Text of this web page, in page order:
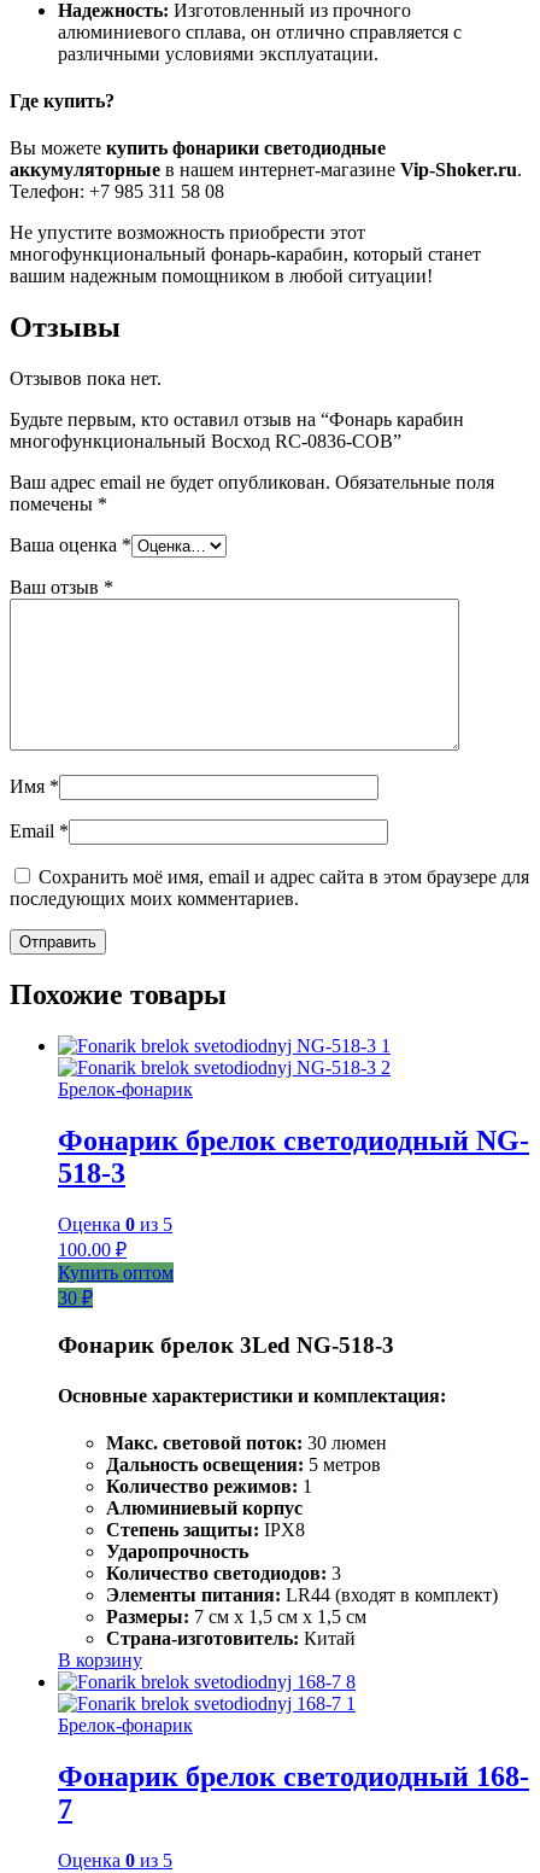
Надежность: Изготовленный из прочного
алюминиевого сплава, он отлично справляется с
различными условиями эксплуатации.
Где купить?
Вы можете купить фонарики светодиодные
аккумуляторные в нашем интернет-магазине Vip-Shoker.ru.
Телефон: +7 985 311 58 08
Не упустите возможность приобрести этот
многофункциональный фонарь-карабин, который станет
вашим надежным помощником в любой ситуации!
Отзывы
Отзывов пока нет.
Будьте первым, кто оставил отзыв на “Фонарь карабин
многофункциональный Восход RC-0836-COB”
Ваш адрес email не будет опубликован. Обязательные поля
помечены *
Ваша оценка *
Ваш отзыв *
Имя *
Email *
Сохранить моё имя, email и адрес сайта в этом браузере для
последующих моих комментариев.
Похожие товары
Брелок-фонарик
Фонарик брелок светодиодный NG-
518-3
Оценка 0 из 5
100.00 ₽
Купить оптом
30 ₽
Фонарик брелок 3Led NG-518-3
Основные характеристики и комплектация:
Макс. световой поток: 30 люмен
Дальность освещения: 5 метров
Количество режимов: 1
Алюминиевый корпус
Степень защиты: IPX8
Ударопрочность
Количество светодиодов: 3
Элементы питания: LR44 (входят в комплект)
Размеры: 7 см x 1,5 см x 1,5 см
Страна-изготовитель: Китай
В корзину
Брелок-фонарик
Фонарик брелок светодиодный 168-
7
Оценка 0 из 5